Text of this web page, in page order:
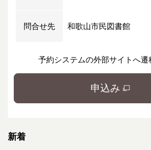
問合せ先 和歌山市民図書館
予約システムの外部サイトへ遷
申込み
新着